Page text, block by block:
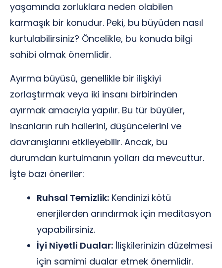
yaşamında zorluklara neden olabilen
karmaşık bir konudur. Peki, bu büyüden nasıl
kurtulabilirsiniz? Öncelikle, bu konuda bilgi
sahibi olmak önemlidir.
Ayırma büyüsü, genellikle bir ilişkiyi
zorlaştırmak veya iki insanı birbirinden
ayırmak amacıyla yapılır. Bu tür büyüler,
insanların ruh hallerini, düşüncelerini ve
davranışlarını etkileyebilir. Ancak, bu
durumdan kurtulmanın yolları da mevcuttur.
İşte bazı öneriler:
Ruhsal Temizlik: Kendinizi kötü
enerjilerden arındırmak için meditasyon
yapabilirsiniz.
İyi Niyetli Dualar: İlişkilerinizin düzelmesi
için samimi dualar etmek önemlidir.